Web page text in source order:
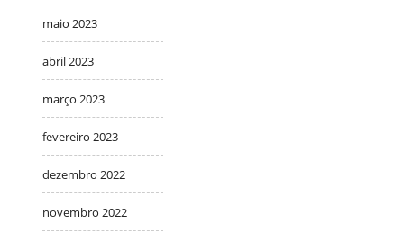
maio 2023
abril 2023
março 2023
fevereiro 2023
dezembro 2022
novembro 2022